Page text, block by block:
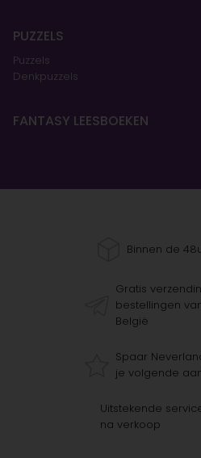
PUZZELS
Puzzels
Denkpuzzels
FANTASY LEESBOEKEN
Binnen de
Gratis
bestellingen
België
Spaar
je volgende
Uitstekende
na verkoop